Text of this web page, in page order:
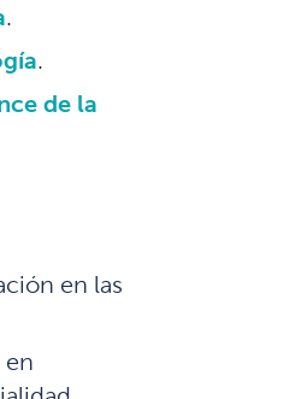
.
.
de la
en las
en